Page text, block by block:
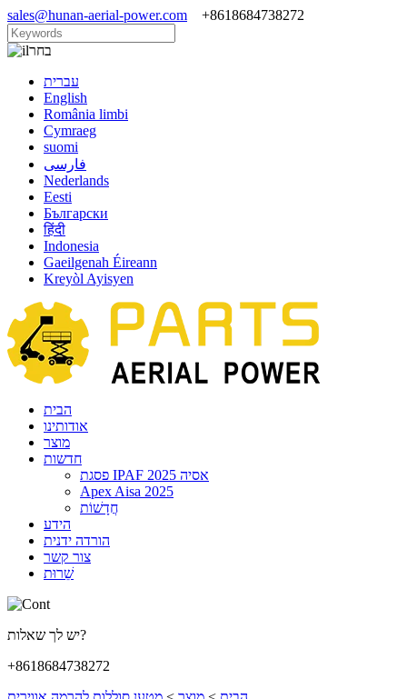
sales@hunan-aerial-power.com +8618684738272
בחר
עברית
English
România limbi
Cymraeg
suomi
فارسی
Nederlands
Eesti
Български
हिंदी
Indonesia
Gaeilgenah Éireann
Kreyòl Ayisyen
הבית
אודותינו
מוצר
חדשות
פסגת IPAF 2025 אסיה
Apex Aisa 2025
חֲדָשׁוֹת
הידע
הורדה ידנית
צור קשר
שֵׁרוּת
יש לך שאלות?
+8618684738272